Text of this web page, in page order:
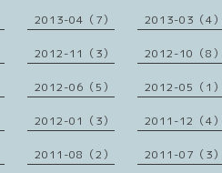
2013-04（7） 2013-03（4）
2012-11（3） 2012-10（8）
2012-06（5） 2012-05（1）
2012-01（3） 2011-12（4）
2011-08（2） 2011-07（3）